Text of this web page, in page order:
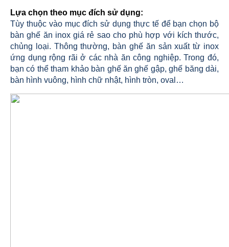
Lựa chọn theo mục đích sử dụng:
Tùy thuộc vào mục đích sử dụng thực tế để bạn chọn bộ
bàn ghế ăn inox giá rẻ sao cho phù hợp với kích thước,
chủng loại. Thông thường, bàn ghế ăn sản xuất từ inox
ứng dụng rộng rãi ở các nhà ăn công nghiệp. Trong đó,
bạn có thể tham khảo bàn ghế ăn ghế gập, ghế băng dài,
bàn hình vuông, hình chữ nhật, hình tròn, oval…